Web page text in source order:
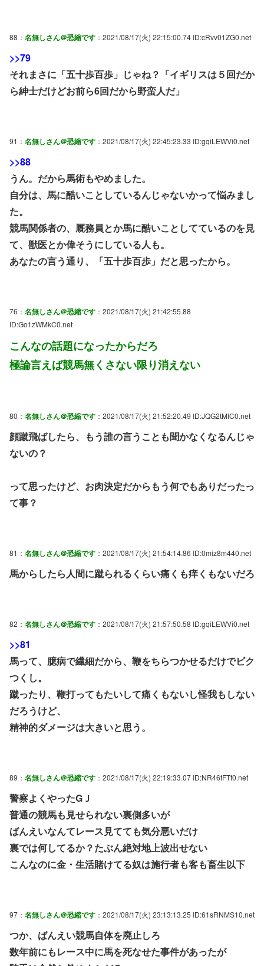
88： 名無しさん＠恐縮です ：2021/08/17(火) 22:15:00.74 ID:cRvv01ZG0.net
>>79
それまさに「五十歩百歩」じゃね？「イギリスは５回だか
ら紳士だけどお前ら6回だから野蛮人だ」
91： 名無しさん＠恐縮です ：2021/08/17(火) 22:45:23.33 ID:gqiLEWVi0.net
>>88
うん。だから馬術もやめました。
自分は、馬に酷いことしているんじゃないかって悩みまし
た。
競馬関係者の、厩務員とか馬に酷いことしてているのを見
て、獣医とか偉そうにしている人も。
あなたの言う通り、「五十歩百歩」だと思ったから。
76： 名無しさん＠恐縮です ：2021/08/17(火) 21:42:55.88
ID:Go1zWMkC0.net
こんなの話題になったからだろ
極論言えば競馬無くさない限り消えない
80： 名無しさん＠恐縮です ：2021/08/17(火) 21:52:20.49 ID:JQG2tMIC0.net
顔蹴飛ばしたら、もう誰の言うことも聞かなくなるんじゃ
ないの？
って思ったけど、お肉決定だからもう何でもありだったっ
て事？
81： 名無しさん＠恐縮です ：2021/08/17(火) 21:54:14.86 ID:0miz8m440.net
馬からしたら人間に蹴られるくらい痛くも痒くもないだろ
82： 名無しさん＠恐縮です ：2021/08/17(火) 21:57:50.58 ID:gqiLEWVi0.net
>>81
馬って、臆病で繊細だから、鞭をちらつかせるだけでビク
つくし。
蹴ったり、鞭打ってもたいして痛くもないし怪我もしない
だろうけど、
精神的ダメージは大きいと思う。
89： 名無しさん＠恐縮です ：2021/08/17(火) 22:19:33.07 ID:NR46tFTf0.net
警察よくやったGＪ
普通の競馬も見せられない裏側多いが
ばんえいなんてレース見てても気分悪いだけ
裏では何してるか？たぶん絶対地上波出せない
こんなのに金・生活賭けてる奴は施行者も客も畜生以下
97： 名無しさん＠恐縮です ：2021/08/17(火) 23:13:13.25 ID:61sRNMS10.net
つか、ばんえい競馬自体を廃止しろ
数年前にもレース中に馬を死なせた事件があったが